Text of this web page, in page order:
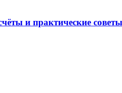
и практические советы